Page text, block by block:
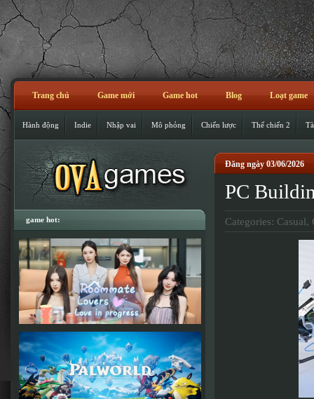
Trang chủ Game mới Game hot Blog Loạt game
Hành động Indie Nhập vai Mô phỏng Chiến lược Thế chiến 2
Đăng ngày 03/06/2026
PC
Categories: Casual,
game hot: